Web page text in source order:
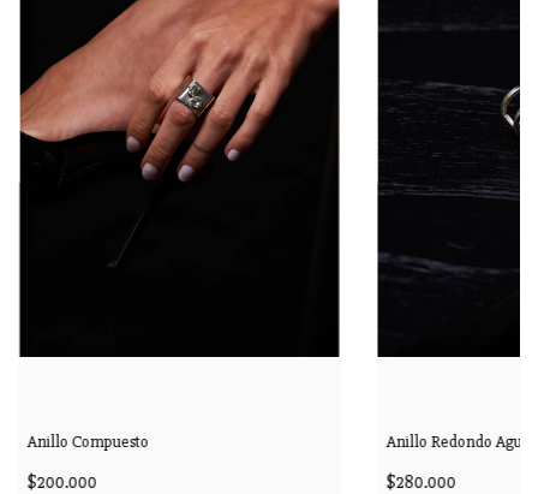
Anillo Compuesto
$200.000
Anillo Redondo Agua
$280.000